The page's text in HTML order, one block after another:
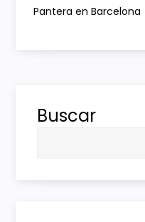
a
v
g
c
Pantera en Barcelona
Buscar